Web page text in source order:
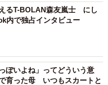
るT-BOLAN森友嵐士 にし
内で独占インタビュー
ぽいよね」ってどういう意
育った母 いつもスカートと